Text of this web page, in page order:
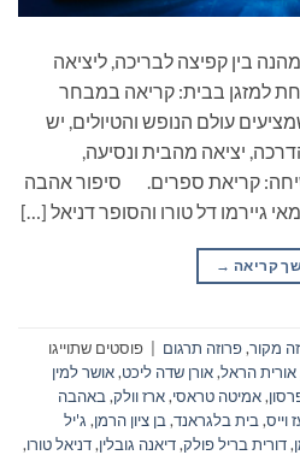
בין קפיצה לבריכה, ליציאה
למזגן בבית: קריאה במבחר
עולם הנופש והטיולים, יש
יציאה מהבית ונסיעה,
קריאת ספרים. סיפור אהבה
דל טורו והסופר דניאל […]
קריאה →
מקור,פרוזה תרגום
פוסטים שתוייגו
אורית הראל,אורן שדה ליכט,אושר למין
,אמיטה טראסי,ארז וולק, באהבה
וייס, בית בלגראנד, בן ציון הרמן, ג'יל
,דורית בריל פולק,דיאנה גובלין,דניאל טורו,